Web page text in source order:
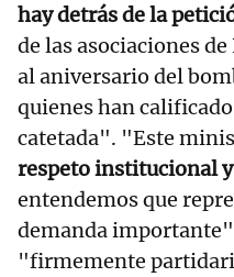
hay detrás de la
de las asociaciones
al aniversario del
quienes han
catetada". "Este
respeto institucional
entendemos que
demanda
"firmemente